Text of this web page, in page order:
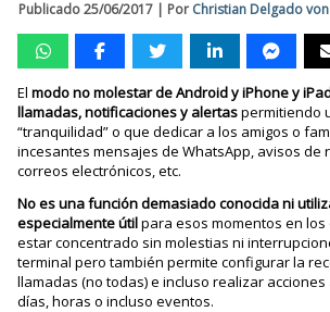
Publicado 25/06/2017 | Por Christian Delgado
Elmodo no molestar de Android y iPhone y
llamadas, notificaciones y alertaspermitiendo
“tranquilidad” o que dedicar a los amigos o
incesantes mensajes de WhatsApp, avisos de
correos electrónicos, etc.
No es una función demasiado conocida ni
especialmente útilpara esos momentos en los
estar concentrado sin molestias ni
terminal pero también permite configurar la
llamadas (no todas) e incluso realizar
días, horas o incluso eventos.